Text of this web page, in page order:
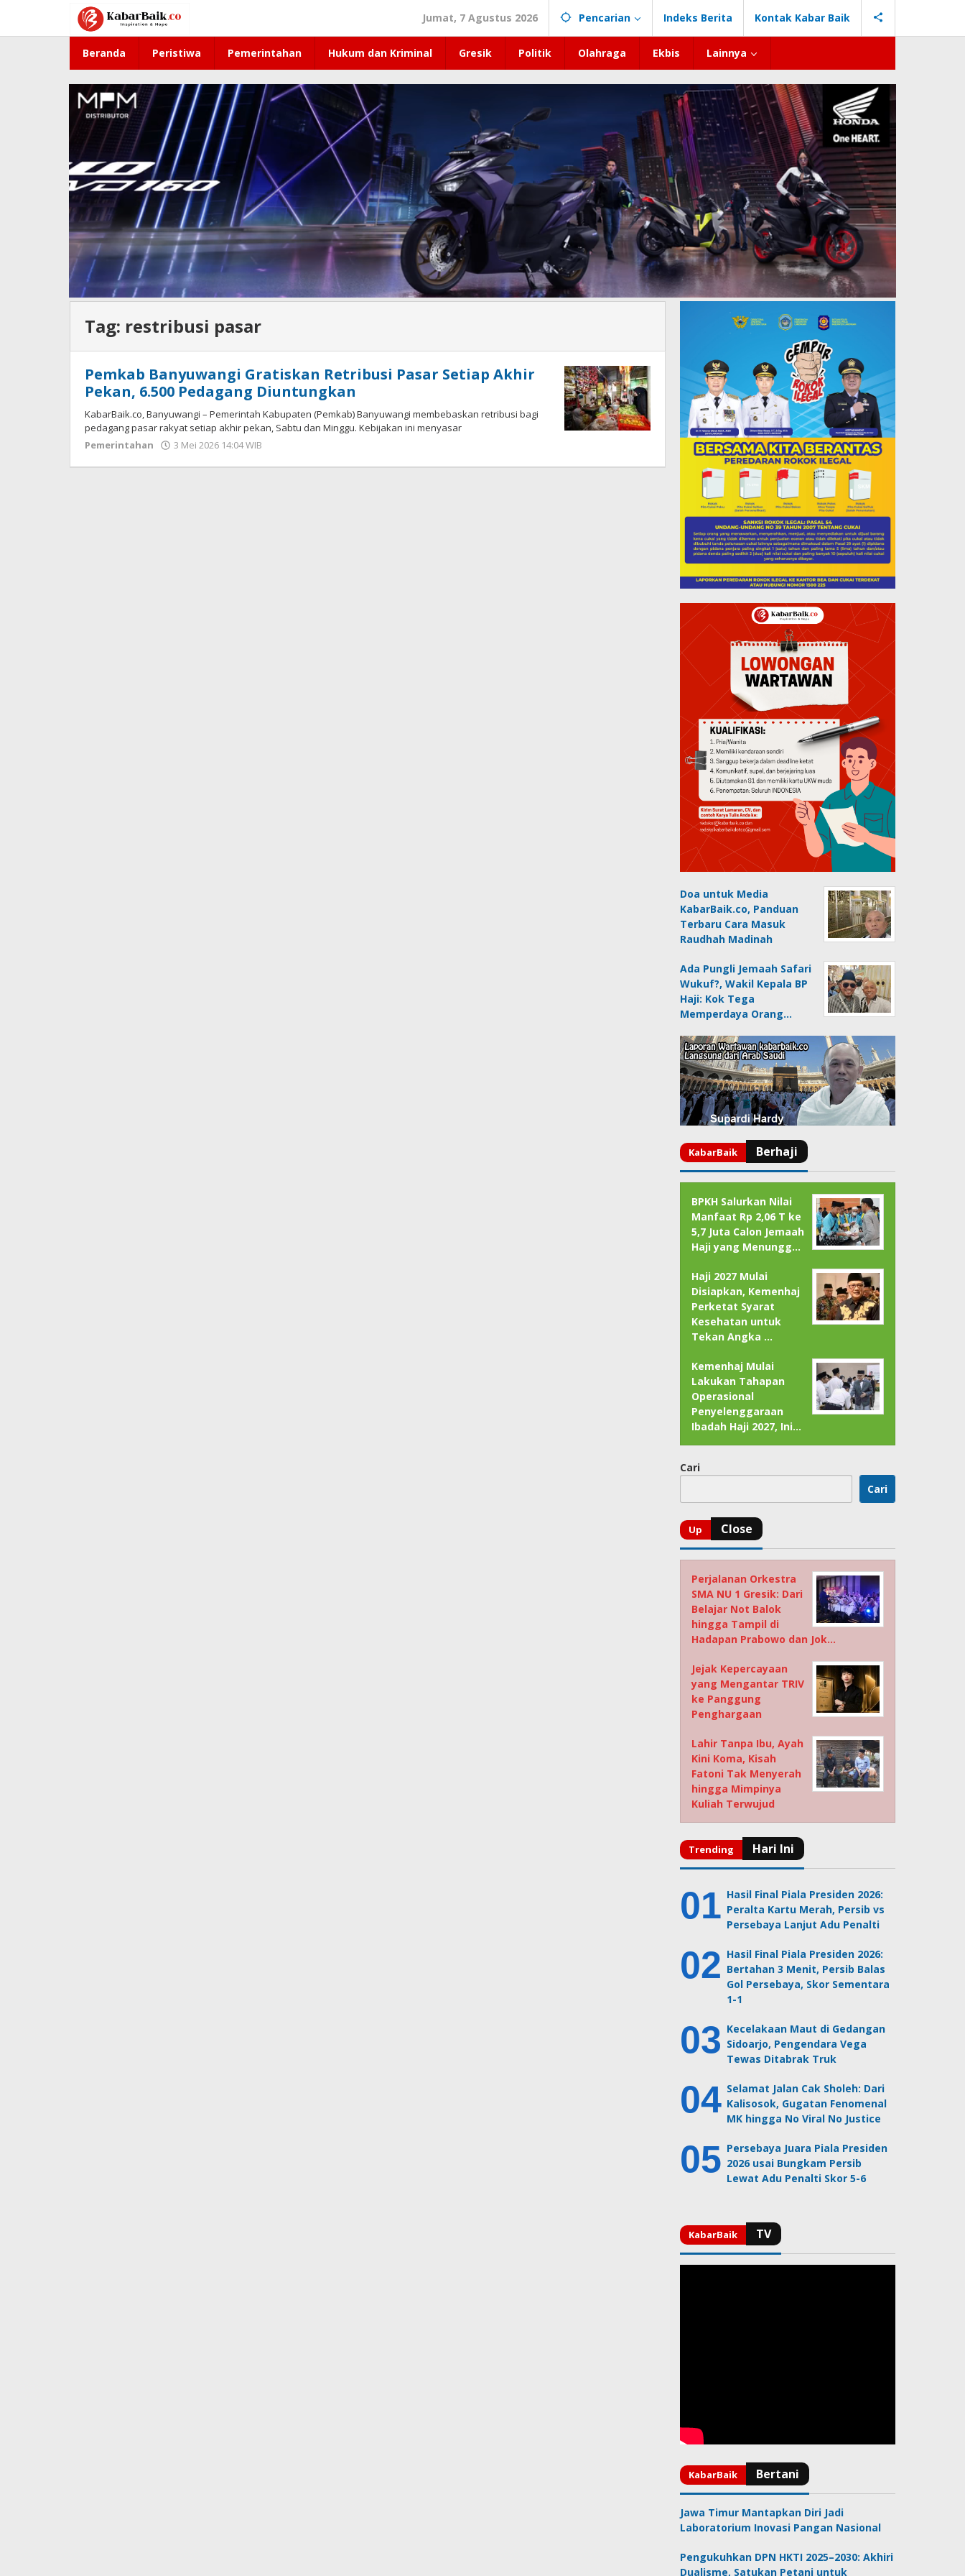
konten
Jumat, 7 Agustus 2026 Pencarian Indeks Berita Kontak Kabar Baik
Beranda Peristiwa Pemerintahan Hukum dan Kriminal Gresik Politik Olahraga Ekbis Lainnya
Tag: restribusi pasar
Pemkab Banyuwangi Gratiskan Retribusi Pasar Setiap Akhir
Pekan, 6.500 Pedagang Diuntungkan
KabarBaik.co, Banyuwangi – Pemerintah Kabupaten (Pemkab) Banyuwangi membebaskan retribusi bagi
pedagang pasar rakyat setiap akhir pekan, Sabtu dan Minggu. Kebijakan ini menyasar
Pemerintahan
3 Mei 2026 14:04 WIB
Doa untuk Media
KabarBaik.co, Panduan
Terbaru Cara Masuk
Raudhah Madinah
Ada Pungli Jemaah Safari
Wukuf?, Wakil Kepala BP
Haji: Kok Tega
Memperdaya Orang…
BPKH Salurkan Nilai
Manfaat Rp 2,06 T ke
5,7 Juta Calon Jemaah
Haji yang Menungg…
Haji 2027 Mulai
Disiapkan, Kemenhaj
Perketat Syarat
Kesehatan untuk
Tekan Angka …
Kemenhaj Mulai
Lakukan Tahapan
Operasional
Penyelenggaraan
Ibadah Haji 2027, Ini…
Cari
Cari
Perjalanan Orkestra
SMA NU 1 Gresik: Dari
Belajar Not Balok
hingga Tampil di
Hadapan Prabowo dan Jok…
Jejak Kepercayaan
yang Mengantar TRIV
ke Panggung
Penghargaan
Lahir Tanpa Ibu, Ayah
Kini Koma, Kisah
Fatoni Tak Menyerah
hingga Mimpinya
Kuliah Terwujud
Hasil Final Piala Presiden 2026:
Peralta Kartu Merah, Persib vs
Persebaya Lanjut Adu Penalti
Hasil Final Piala Presiden 2026:
Bertahan 3 Menit, Persib Balas
Gol Persebaya, Skor Sementara
1-1
Kecelakaan Maut di Gedangan
Sidoarjo, Pengendara Vega
Tewas Ditabrak Truk
Selamat Jalan Cak Sholeh: Dari
Kalisosok, Gugatan Fenomenal
MK hingga No Viral No Justice
Persebaya Juara Piala Presiden
2026 usai Bungkam Persib
Lewat Adu Penalti Skor 5-6
Jawa Timur Mantapkan Diri Jadi
Laboratorium Inovasi Pangan Nasional
Pengukuhkan DPN HKTI 2025–2030: Akhiri
Dualisme, Satukan Petani untuk